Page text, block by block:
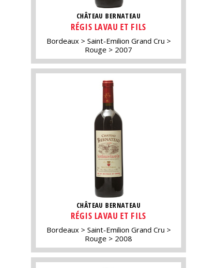
CHÂTEAU BERNATEAU
RÉGIS LAVAU ET FILS
Bordeaux
Saint-Emilion Grand Cru
Rouge
2007
CHÂTEAU BERNATEAU
RÉGIS LAVAU ET FILS
Bordeaux
Saint-Emilion Grand Cru
Rouge
2008